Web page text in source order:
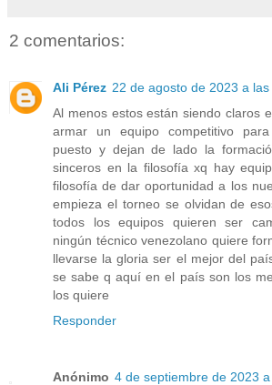
2 comentarios:
Ali Pérez 22 de agosto de 2023 a las
Al menos estos están siendo claros
armar un equipo competitivo
puesto y dejan de lado la
sinceros en la filosofía xq hay
filosofía de dar oportunidad a los
empieza el torneo se olvidan de
todos los equipos quieren ser
ningún técnico venezolano quiere
llevarse la gloria ser el mejor del
se sabe q aquí en el país son los
los quiere
Responder
Anónimo 4 de septiembre de 2023